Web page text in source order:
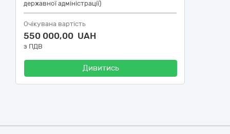
державної адміністрації)
Очікувана вартість
550 000,00 UAH
з ПДВ
Дивитись